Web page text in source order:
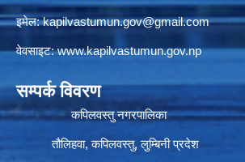
इमेल:kapilvastumun.gov@gmail.com
वेवसाइट:www.kapilvastumun.gov.np
सम्पर्क विवरण
कपिलवस्तु नगरपालिका
तौलिहवा, कपिलवस्तु, लुम्बिनी प्रदेश